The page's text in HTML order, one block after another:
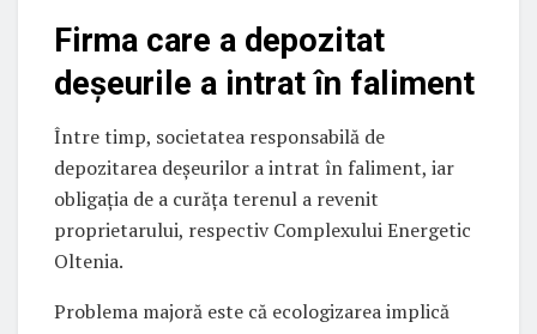
Firma care a depozitat
deșeurile a intrat în faliment
Între timp, societatea responsabilă de
depozitarea deșeurilor a intrat în faliment, iar
obligația de a curăța terenul a revenit
proprietarului, respectiv Complexului Energetic
Oltenia.
Problema majoră este că ecologizarea implică